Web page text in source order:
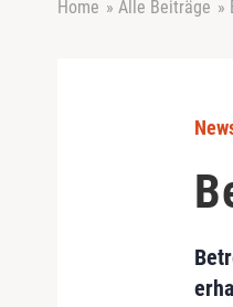
Home » Alle Beiträge »